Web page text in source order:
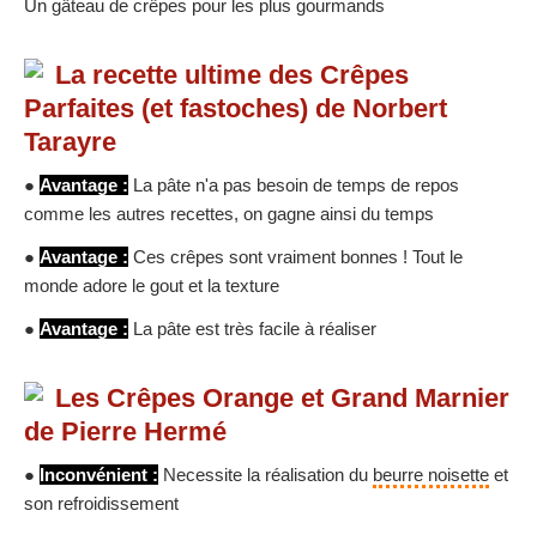
Un gâteau de crêpes pour les plus gourmands
La recette ultime des Crêpes
Parfaites (et fastoches) de Norbert
Tarayre
● Avantage : La pâte n'a pas besoin de temps de repos
comme les autres recettes, on gagne ainsi du temps
● Avantage : Ces crêpes sont vraiment bonnes ! Tout le
monde adore le gout et la texture
● Avantage : La pâte est très facile à réaliser
Les Crêpes Orange et Grand Marnier
de Pierre Hermé
● Inconvénient : Necessite la réalisation du beurre noisette et
son refroidissement